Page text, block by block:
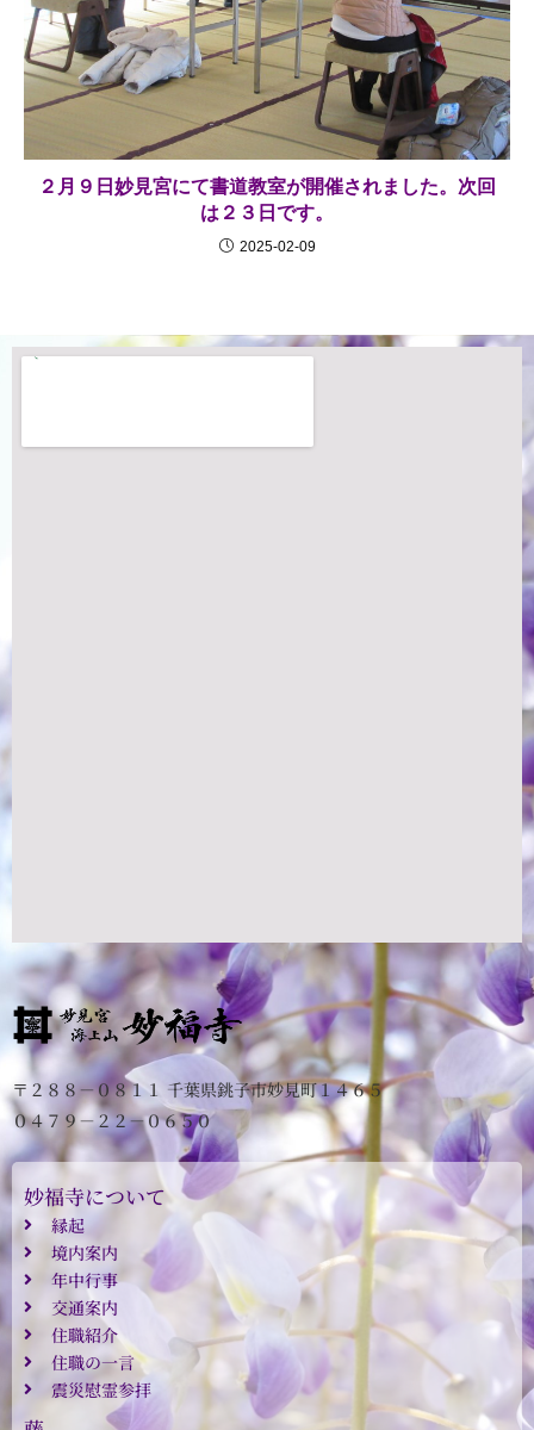
２月９日妙見宮にて書道教室が開催されました。次回
は２３日です。
2025-02-09
〒２８８－０８１１ 千葉県銚子市妙見町１４６５
０４７９－２２－０６５０
妙福寺について
縁起
境内案内
年中行事
交通案内
住職紹介
住職の一言
震災慰霊参拝